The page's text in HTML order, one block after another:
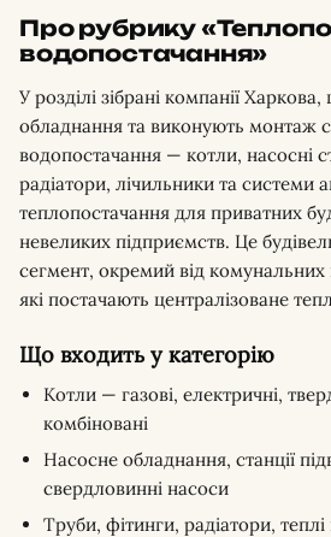
Про рубрику
водопостачання»
У розділі зібрані компанії
обладнання та виконують монтаж
водопостачання — котли, насосні
радіатори, лічильники та системи
теплопостачання для приватних
невеликих підприємств. Це
сегмент, окремий від комунальних
які постачають централізоване
Що входить у категорію
Котли — газові, електричні,
комбіновані
Насосне обладнання, станції
свердловинні насоси
Труби, фітинги, радіатори, теплі